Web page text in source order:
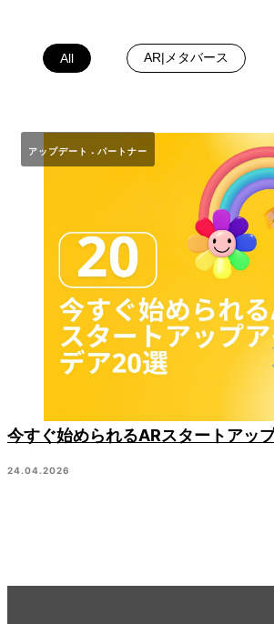
All AR|メタバース
アップデート パートナー
今すぐ始められるARスタートアッ
24.04.2026